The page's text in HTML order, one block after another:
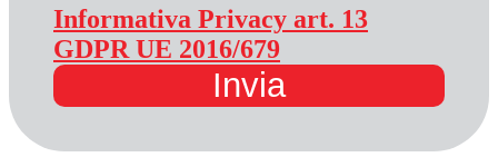
Informativa Privacy art. 13
GDPR UE 2016/679
Invia